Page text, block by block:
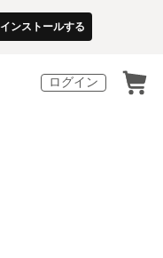
インストールする
ログイン